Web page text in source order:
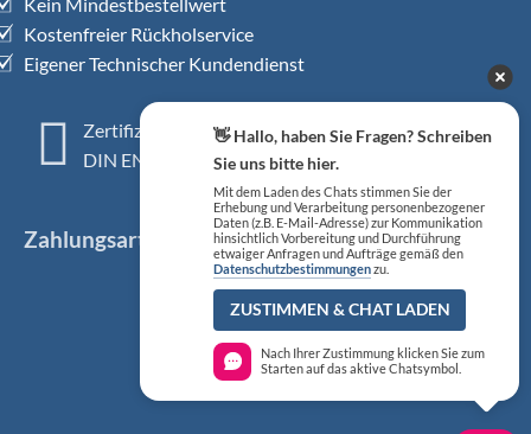
Kostenfreier Rückholservice
Eigener Technischer Kundendienst
Zertifiziertes QM-System
DIN EN ISO 13485
Zahlungsarten
👋 Hallo, haben Sie Fragen? Schreiben
Sie uns bitte hier.
Mit dem Laden des Chats stimmen Sie der
Erhebung und Verarbeitung personenbezogener
Daten (z.B. E-Mail-Adresse) zur Kommunikation
hinsichtlich Vorbereitung und Durchführung
etwaiger Anfragen und Aufträge gemäß den
Datenschutzbestimmungenzu.
ZUSTIMMEN & CHAT LADEN
Nach Ihrer Zustimmung klicken Sie zum
Starten auf das aktive Chatsymbol.